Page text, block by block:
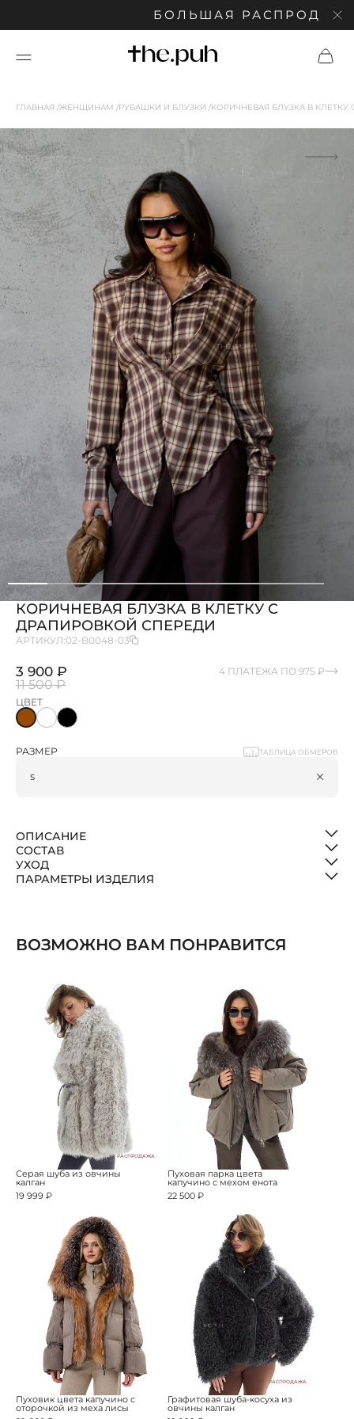
БОЛЬШАЯ РАСПРОДАЖА:
ГЛАВНАЯ ЖЕНЩИНАМ РУБАШКИ И БЛУЗКИ КОРИЧНЕВАЯ БЛУЗКА В
КОРИЧНЕВАЯ БЛУЗКА В КЛЕТКУ С
ДРАПИРОВКОЙ СПЕРЕДИ
АРТИКУЛ:02-B0048-03
3 900 ₽
11 500 ₽
4 ПЛАТЕЖА ПО 975 ₽
ЦВЕТ
РАЗМЕР ТАБЛИЦА ОБМЕРОВ
ОПИСАНИЕ
СОСТАВ
УХОД
ПАРАМЕТРЫ ИЗДЕЛИЯ
ВОЗМОЖНО ВАМ ПОНРАВИТСЯ
РАСПРОДАЖА
Серая шуба из овчины
калган
19 999 ₽
Пуховая парка цвета
капучино с мехом енота
22 500 ₽
Пуховик цвета капучино с
оторочкой из меха лисы
РАСПРОДАЖА
Графитовая шуба-косуха из
овчины калган